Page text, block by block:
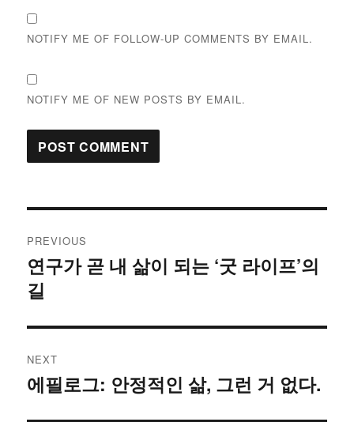
NOTIFY ME OF FOLLOW-UP COMMENTS BY EMAIL.
NOTIFY ME OF NEW POSTS BY EMAIL.
navigation
PREVIOUS
Previous
post:
연구가 곧 내 삶이 되는 ‘굿 라이프’의
길
NEXT
Next
에필로그: 안정적인 삶, 그런 거 없다.